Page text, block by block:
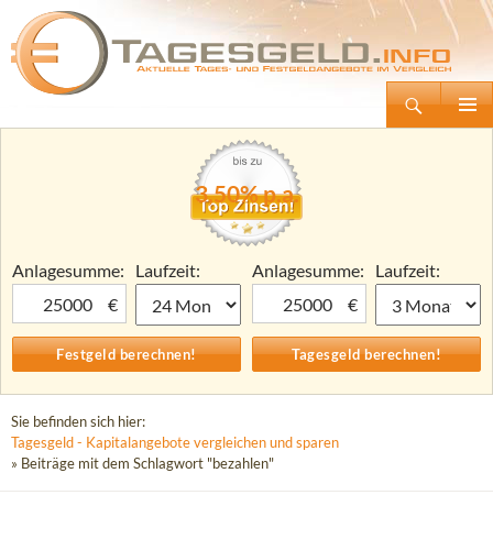
Tagesgeld.info – Tagesgeldkonten vergleichen und Tagesgeld-Zinsen berechnen
Zum
3,50% p.a.
Anlagesumme:
€
Laufzeit:
Anlagesumme:
€
Laufzeit:
Sie befinden sich hier:
Tagesgeld - Kapitalangebote vergleichen und sparen
» Beiträge mit dem Schlagwort "bezahlen"